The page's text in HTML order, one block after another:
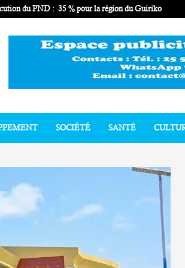
du PND : 35 % pour la région du Guiriko
SOCIÉTÉ SANTÉ